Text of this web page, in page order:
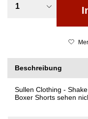
Beschreibung
Sullen Clothing -
Boxer Shorts sehen